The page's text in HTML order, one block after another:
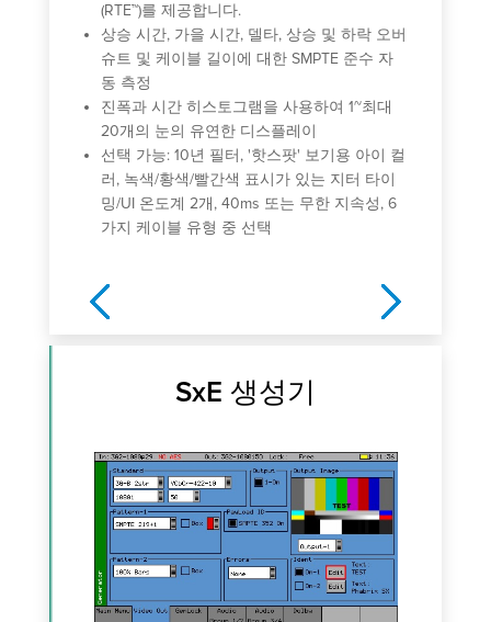
(RTE™)를 제공합니다.
상승 시간, 가을 시간, 델타, 상승 및 하락 오버
슈트 및 케이블 길이에 대한 SMPTE 준수 자
동 측정
진폭과 시간 히스토그램을 사용하여 1~최대
20개의 눈의 유연한 디스플레이
선택 가능: 10년 필터, '핫스팟' 보기용 아이 컬
러, 녹색/황색/빨간색 표시가 있는 지터 타이
밍/UI 온도계 2개, 40ms 또는 무한 지속성, 6
가지 케이블 유형 중 선택
Previous Next
SxE 생성기